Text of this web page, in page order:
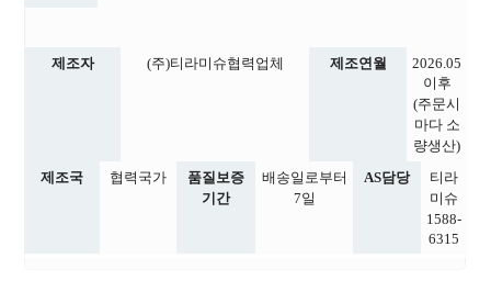
제조자 (주)티라미슈협력업체 제조연월
2026.05
이후
(주문시
마다 소
량생산)
제조국
협력국가
품질보증
기간
배송일로부터
7일
AS담당
티라
미슈
1588-
6315